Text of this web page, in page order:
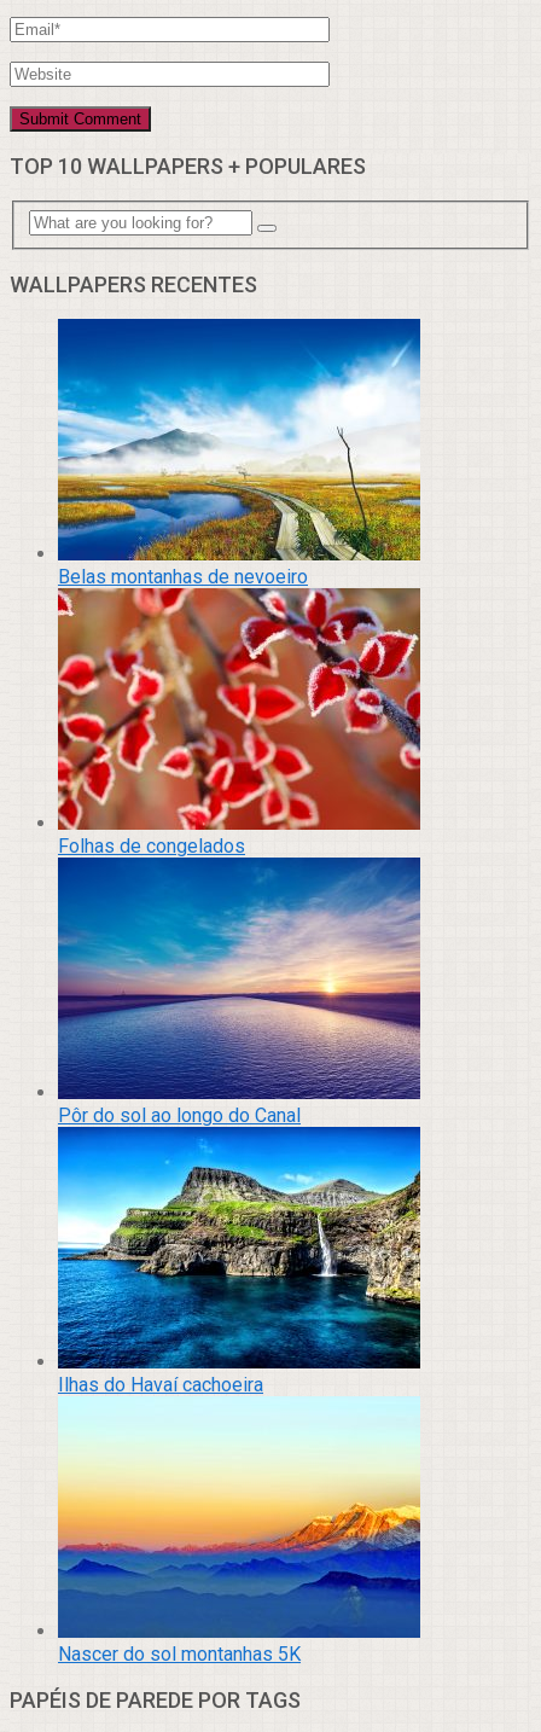
TOP 10 WALLPAPERS + POPULARES
WALLPAPERS RECENTES
Belas montanhas de nevoeiro
Folhas de congelados
Pôr do sol ao longo do Canal
Ilhas do Havaí cachoeira
Nascer do sol montanhas 5K
PAPÉIS DE PAREDE POR TAGS